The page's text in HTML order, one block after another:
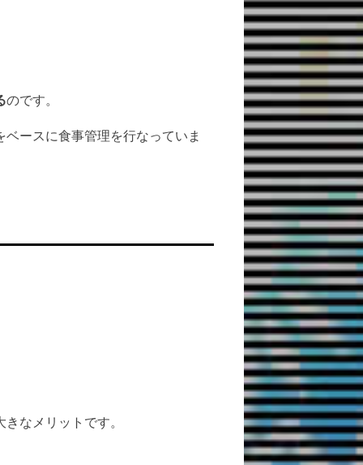
のです。
ースに食事管理を行なっていま
きなメリットです。